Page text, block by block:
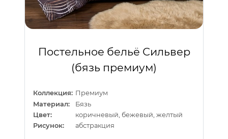
Постельное бельё Сильвер
(бязь премиум)
Коллекция: Премиум
Материал:
Бязь
Цвет:
коричневый, бежевый, желтый
Рисунок:
абстракция